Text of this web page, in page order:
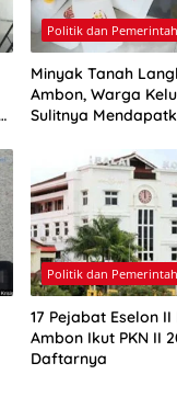
Politik dan
Minyak Tanah
Ambon, Warga
Sulitnya
Politik dan
17 Pejabat Eselon
Ambon Ikut PKN II
Daftarnya